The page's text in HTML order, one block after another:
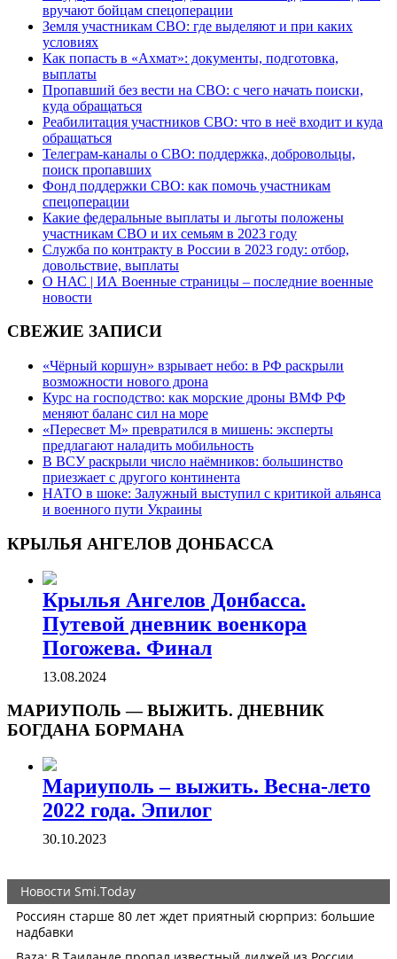
вручают бойцам спецоперации
Земля участникам СВО: где выделяют и при каких
условиях
Как попасть в «Ахмат»: документы, подготовка,
выплаты
Пропавший без вести на СВО: с чего начать поиски,
куда обращаться
Реабилитация участников СВО: что в неё входит и куда
обращаться
Телеграм-каналы о СВО: поддержка, добровольцы,
поиск пропавших
Фонд поддержки СВО: как помочь участникам
спецоперации
Какие федеральные выплаты и льготы положены
участникам СВО и их семьям в 2023 году
Служба по контракту в России в 2023 году: отбор,
довольствие, выплаты
О НАС | ИА Военные страницы – последние военные
новости
СВЕЖИЕ ЗАПИСИ
«Чёрный коршун» взрывает небо: в РФ раскрыли
возможности нового дрона
Курс на господство: как морские дроны ВМФ РФ
меняют баланс сил на море
«Пересвет М» превратился в мишень: эксперты
предлагают наладить мобильность
В ВСУ раскрыли число наёмников: большинство
приезжает с другого континента
НАТО в шоке: Залужный выступил с критикой альянса
и военного пути Украины
КРЫЛЬЯ АНГЕЛОВ ДОНБАССА
Крылья Ангелов Донбасса.
Путевой дневник военкора
Погожева. Финал
13.08.2024
МАРИУПОЛЬ — ВЫЖИТЬ. ДНЕВНИК
БОГДАНА БОРМАНА
Мариуполь – выжить. Весна-лето
2022 года. Эпилог
30.10.2023